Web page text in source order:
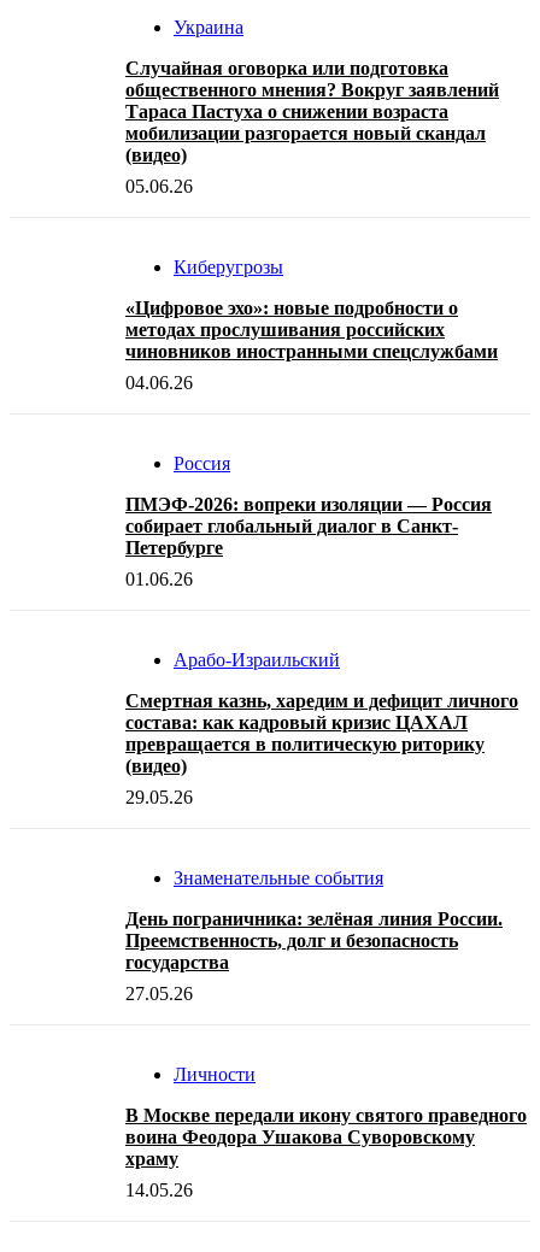
Украина
Случайная оговорка или подготовка
общественного мнения? Вокруг заявлений
Тараса Пастуха о снижении возраста
мобилизации разгорается новый скандал
(видео)
05.06.26
Киберугрозы
«Цифровое эхо»: новые подробности о
методах прослушивания российских
чиновников иностранными спецслужбами
04.06.26
Россия
ПМЭФ-2026: вопреки изоляции — Россия
собирает глобальный диалог в Санкт-
Петербурге
01.06.26
Арабо-Израильский
Смертная казнь, харедим и дефицит личного
состава: как кадровый кризис ЦАХАЛ
превращается в политическую риторику
(видео)
29.05.26
Знаменательные события
День пограничника: зелёная линия России.
Преемственность, долг и безопасность
государства
27.05.26
Личности
В Москве передали икону святого праведного
воина Феодора Ушакова Суворовскому
храму
14.05.26